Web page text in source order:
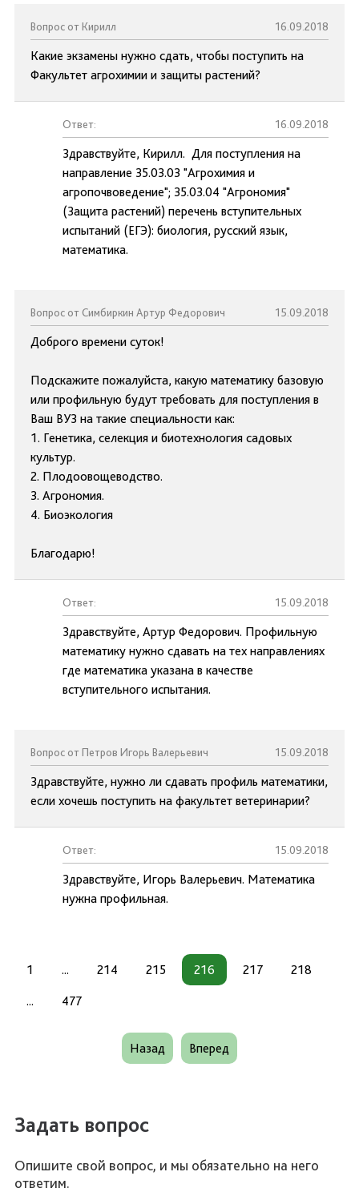
Вопрос от Кирилл 16.09.2018
Какие экзамены нужно сдать, чтобы поступить на
Факультет агрохимии и защиты растений?
Ответ: 16.09.2018
Здравствуйте, Кирилл. Для поступления на
направление 35.03.03 "Агрохимия и
агропочвоведение"; 35.03.04 "Агрономия"
(Защита растений) перечень вступительных
испытаний (ЕГЭ): биология, русский язык,
математика.
Вопрос от Симбиркин Артур Федорович 15.09.2018
Доброго времени суток!
Подскажите пожалуйста, какую математику базовую
или профильную будут требовать для поступления в
Ваш ВУЗ на такие специальности как:
1. Генетика, селекция и биотехнология садовых
культур.
2. Плодоовощеводство.
3. Агрономия.
4. Биоэкология
Благодарю!
Ответ: 15.09.2018
Здравствуйте, Артур Федорович. Профильную
математику нужно сдавать на тех направлениях
где математика указана в качестве
вступительного испытания.
Вопрос от Петров Игорь Валерьевич 15.09.2018
Здравствуйте, нужно ли сдавать профиль математики,
если хочешь поступить на факультет ветеринарии?
Ответ: 15.09.2018
Здравствуйте, Игорь Валерьевич. Математика
нужна профильная.
1 ... 214 215 216 217 218
... 477
Назад Вперед
Задать вопрос
Опишите свой вопрос, и мы обязательно на него
ответим.